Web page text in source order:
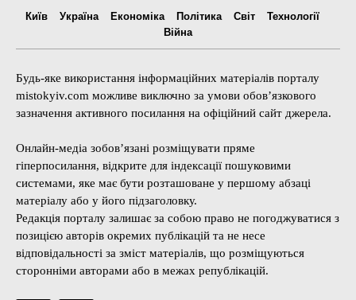
Київ Україна Економіка Політика Світ
Технології
Війна
Будь-яке використання інформаційних матеріалів порталу
mistokyiv.com можливе виключно за умови обов’язкового
зазначення активного посилання на офіційний сайт джерела.
Онлайн-медіа зобов’язані розміщувати пряме
гіперпосилання, відкрите для індексації пошуковими
системами, яке має бути розташоване у першому абзаці
матеріалу або у його підзаголовку.
Редакція порталу залишає за собою право не погоджуватися з
позицією авторів окремих публікацій та не несе
відповідальності за зміст матеріалів, що розміщуються
сторонніми авторами або в межах републікацій.